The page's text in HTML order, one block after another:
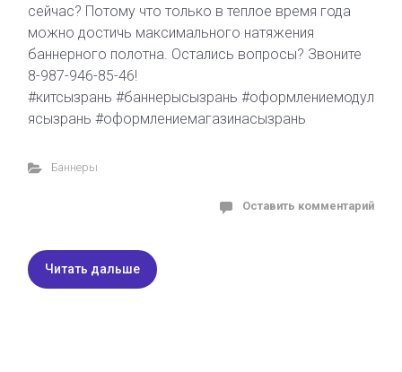
сейчас? Потому что только в теплое время года
можно достичь максимального натяжения
баннерного полотна. Остались вопросы? Звоните
8-987-946-85-46!
#китсызрань #баннерысызрань #оформлениемодул
ясызрань #оформлениемагазинасызрань
Баннеры
Оставить комментарий
Читать дальше